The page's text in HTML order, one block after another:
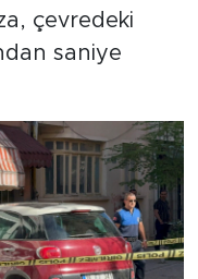
çevredeki
saniye